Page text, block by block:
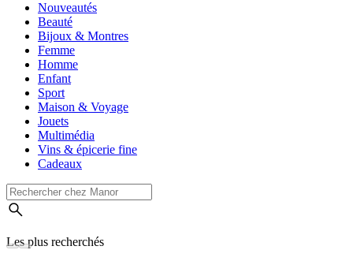
Nouveautés
Beauté
Bijoux & Montres
Femme
Homme
Enfant
Sport
Maison & Voyage
Jouets
Multimédia
Vins & épicerie fine
Cadeaux
Les plus recherchés